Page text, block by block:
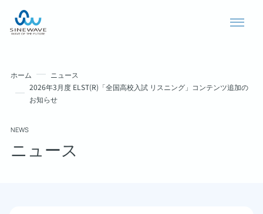
ホーム
ニュース
2026年3月度 ELST(R)「全国高校入試 リスニング」コンテンツ追加の
お知らせ
NEWS
ニュース